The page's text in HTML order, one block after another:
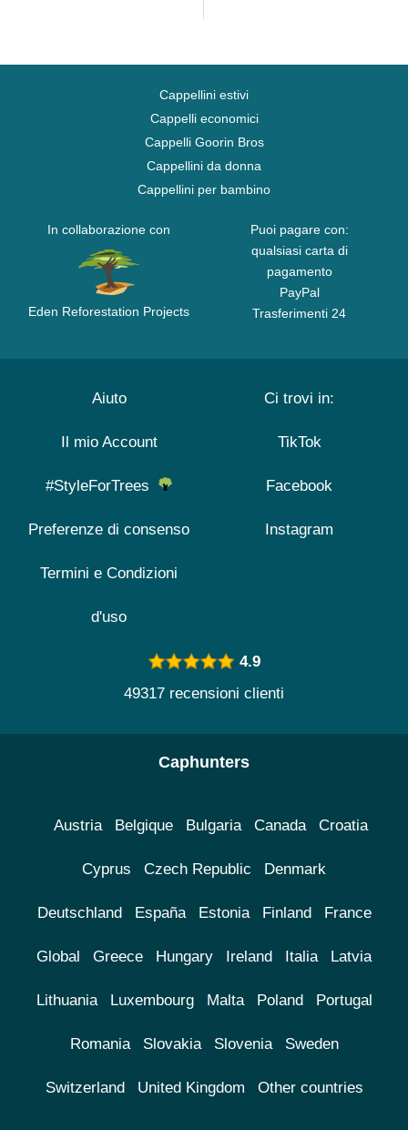
Cappellini estivi
Cappelli economici
Cappelli Goorin Bros
Cappellini da donna
Cappellini per bambino
In collaborazione con
Eden Reforestation Projects
Puoi pagare con:
qualsiasi carta di
pagamento
PayPal
Trasferimenti 24
Aiuto
Il mio Account
#StyleForTrees
Preferenze di consenso
Termini e Condizioni
d'uso
Ci trovi in:
TikTok
Facebook
Instagram
4.9
49317 recensioni clienti
Caphunters
Austria Belgique Bulgaria Canada Croatia
Cyprus Czech Republic Denmark
Deutschland España Estonia Finland France
Global Greece Hungary Ireland Italia Latvia
Lithuania Luxembourg Malta Poland Portugal
Romania Slovakia Slovenia Sweden
Switzerland United Kingdom Other countries